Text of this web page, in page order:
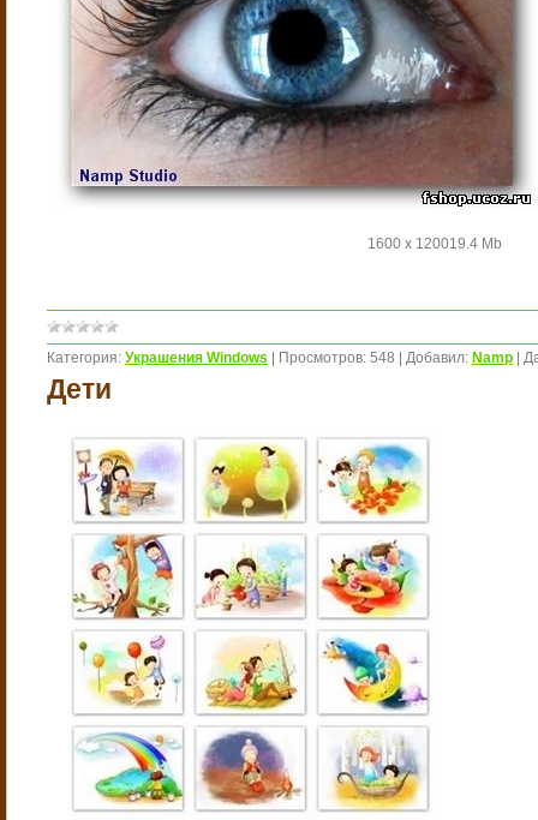
1600 х 120019.4 Mb
Категория: Украшения Windows Просмотров: 548 Добавил: Namp
Дети